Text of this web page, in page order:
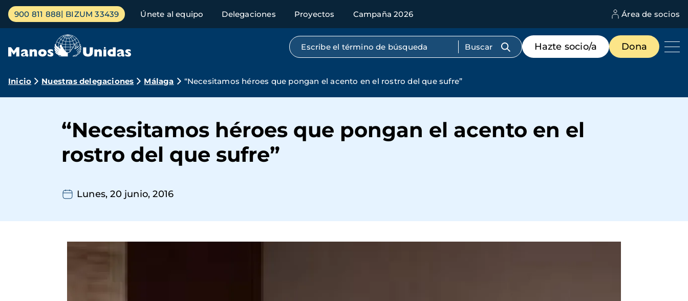
Pasar
contenido
Menú
principal
900 811 888 BIZUM 33439 Únete al equipo Delegaciones Proyectos Campaña 2026 Área de socios
Búsqueda por texto completo
Menú
de
destacados
Hazte socio/a Dona
Ruta
navegación
Inicio Nuestras delegaciones Málaga “Necesitamos héroes que pongan el acento en el rostro del que sufre”
“Necesitamos héroes que pongan el acento en el
rostro del que sufre”
Lunes, 20 junio, 2016